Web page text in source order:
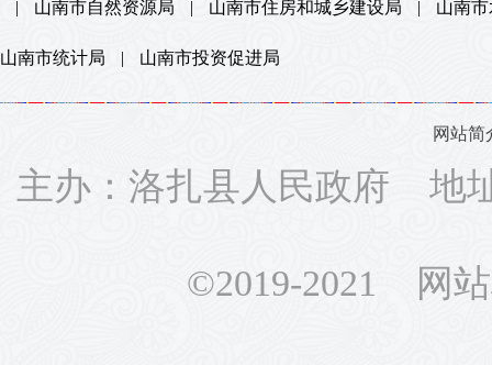
| 山南市自然资源局 | 山南市住房和城乡建设局 | 山南
山南市统计局 | 山南市投资促进局
网站简
主办：洛扎县人民政府 地
©2019-2021 网